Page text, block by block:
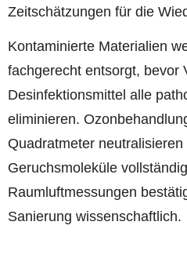
Zeitschätzungen für die
Kontaminierte Materialien
fachgerecht entsorgt, bevor
Desinfektionsmittel alle
eliminieren.
Quadratmeter
Geruchsmoleküle
Raumluftmessungen
Sanierung wissenschaftlich.